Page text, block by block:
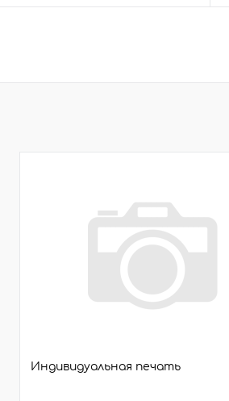
Быстрый заказ
Сравнить
Индивидуальная печать